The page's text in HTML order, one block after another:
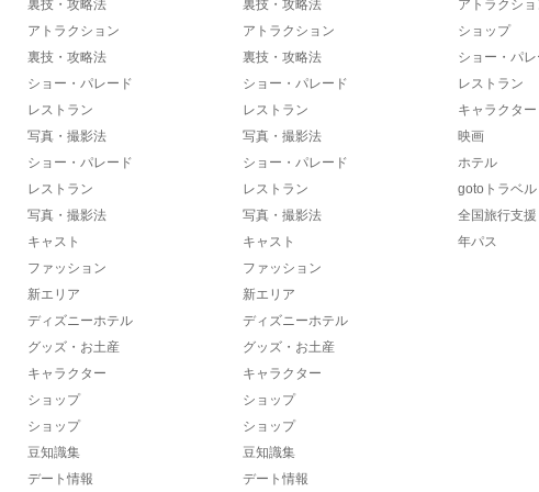
裏技・攻略法
アトラクション
裏技・攻略法
ショー・パレード
レストラン
写真・撮影法
ショー・パレード
レストラン
写真・撮影法
キャスト
ファッション
新エリア
ディズニーホテル
グッズ・お土産
キャラクター
ショップ
ショップ
豆知識集
デート情報
裏技・攻略法
アトラクション
裏技・攻略法
ショー・パレード
レストラン
写真・撮影法
ショー・パレード
レストラン
写真・撮影法
キャスト
ファッション
新エリア
ディズニーホテル
グッズ・お土産
キャラクター
ショップ
ショップ
豆知識集
デート情報
アトラクシ
ショップ
ショー・パ
レストラン
キャラクター
映画
ホテル
gotoトラベル
全国旅行支援
年パス